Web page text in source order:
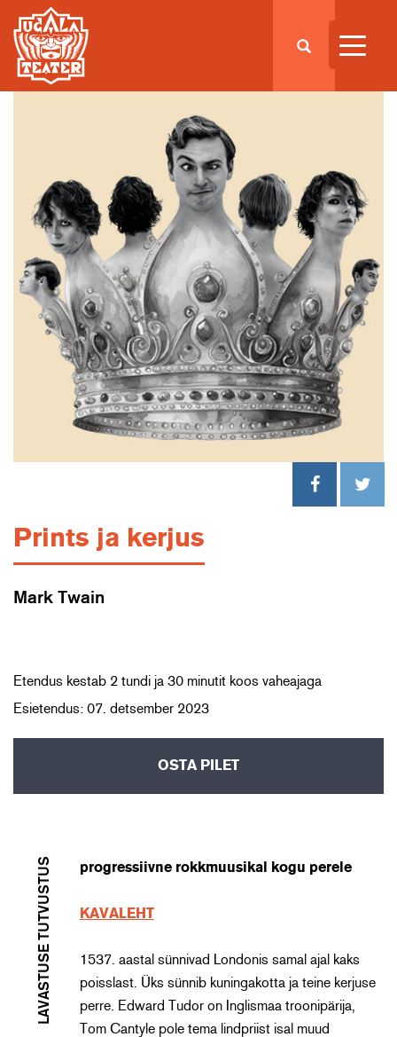
Prints ja kerjus
Mark Twain
Etendus kestab 2 tundi ja 30 minutit koos vaheajaga
Esietendus: 07. detsember 2023
OSTA PILET
LAVASTUSE TUTVUSTUS progressiivne rokkmuusikal kogu perele
KAVALEHT
1537. aastal sünnivad Londonis samal ajal kaks
poisslast. Üks sünnib kuningakotta ja teine kerjuse
perre. Edward Tudor on Inglismaa troonipärija,
Tom Cantyle pole tema lindpriist isal muud